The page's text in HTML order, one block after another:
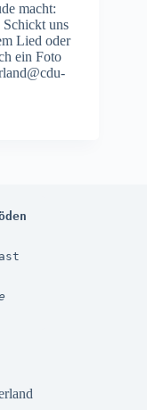
macht:
uns
Lied oder
ein Foto